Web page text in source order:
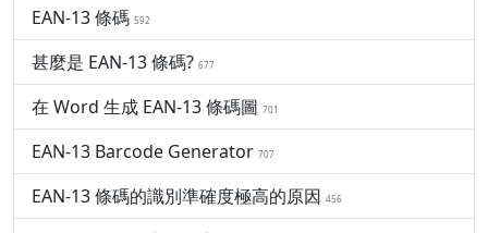
EAN-13 條碼 592
甚麼是 EAN-13 條碼? 677
在 Word 生成 EAN-13 條碼圖 701
EAN-13 Barcode Generator 707
EAN-13 條碼的識別準確度極高的原因 456